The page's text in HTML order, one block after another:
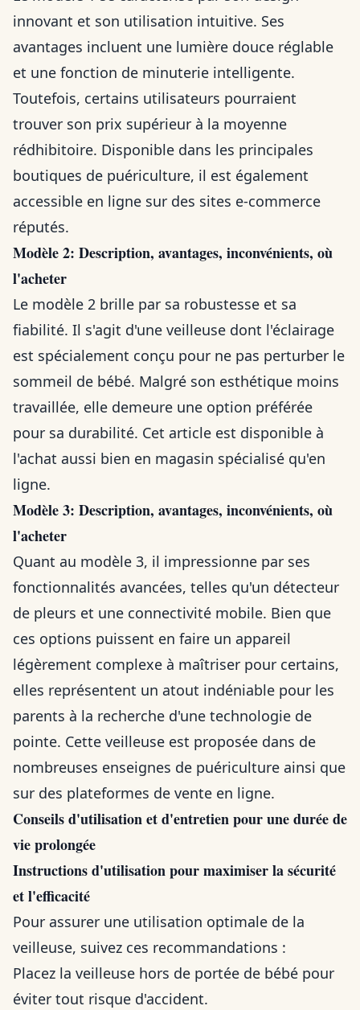
innovant et son utilisation intuitive. Ses
avantages incluent une lumière douce réglable
et une fonction de minuterie intelligente.
Toutefois, certains utilisateurs pourraient
trouver son prix supérieur à la moyenne
rédhibitoire. Disponible dans les principales
boutiques de puériculture, il est également
accessible en ligne sur des sites e-commerce
réputés.
Modèle 2: Description, avantages, inconvénients, où
l'acheter
Le modèle 2 brille par sa robustesse et sa
fiabilité. Il s'agit d'une veilleuse dont l'éclairage
est spécialement conçu pour ne pas perturber le
sommeil de bébé. Malgré son esthétique moins
travaillée, elle demeure une option préférée
pour sa durabilité. Cet article est disponible à
l'achat aussi bien en magasin spécialisé qu'en
ligne.
Modèle 3: Description, avantages, inconvénients, où
l'acheter
Quant au modèle 3, il impressionne par ses
fonctionnalités avancées, telles qu'un détecteur
de pleurs et une connectivité mobile. Bien que
ces options puissent en faire un appareil
légèrement complexe à maîtriser pour certains,
elles représentent un atout indéniable pour les
parents à la recherche d'une technologie de
pointe. Cette veilleuse est proposée dans de
nombreuses enseignes de puériculture ainsi que
sur des plateformes de vente en ligne.
Conseils d'utilisation et d'entretien pour une durée de
vie prolongée
Instructions d'utilisation pour maximiser la sécurité
et l'efficacité
Pour assurer une utilisation optimale de la
veilleuse, suivez ces recommandations :
Placez la veilleuse hors de portée de bébé pour
éviter tout risque d'accident.